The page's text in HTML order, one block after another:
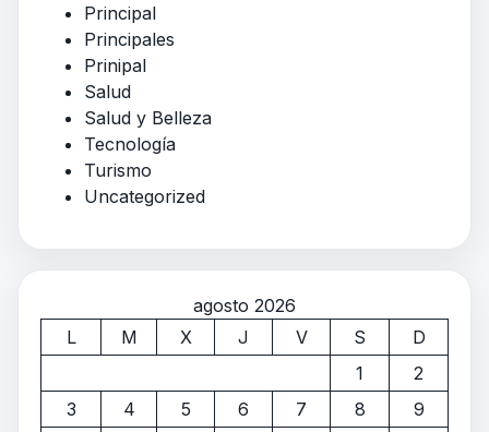
Principal
Principales
Prinipal
Salud
Salud y Belleza
Tecnología
Turismo
Uncategorized
agosto 2026
L
M X J V S
D
1
2
3
4 5 6 7 8
9